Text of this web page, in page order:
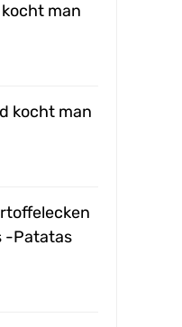
man
kocht man
-Patatas